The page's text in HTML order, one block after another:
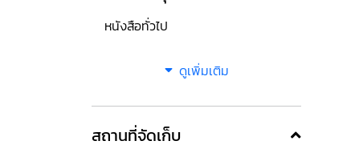
หนังสือทั่วไป
ดูเพิ่มเติม
สถานที่จัดเก็บ